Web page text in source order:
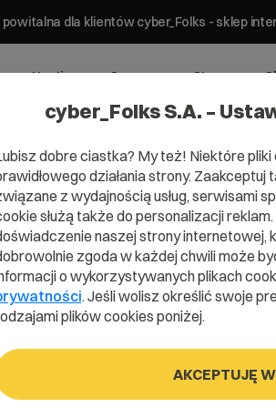
dla klientów cyber_Folks - sklep
Hosting Serwery Strony
cyber_Folks S.A. –
dobre ciastka? My też! Niektóre
działania strony.
z wydajnością usług, serwisami
służą także do personalizacji
naszej strony internetowej,
zgoda w każdej chwili może
o wykorzystywanych plikach
. Jeśli wolisz określić swoje
plików cookies poniżej.
AKCEPTUJĘ